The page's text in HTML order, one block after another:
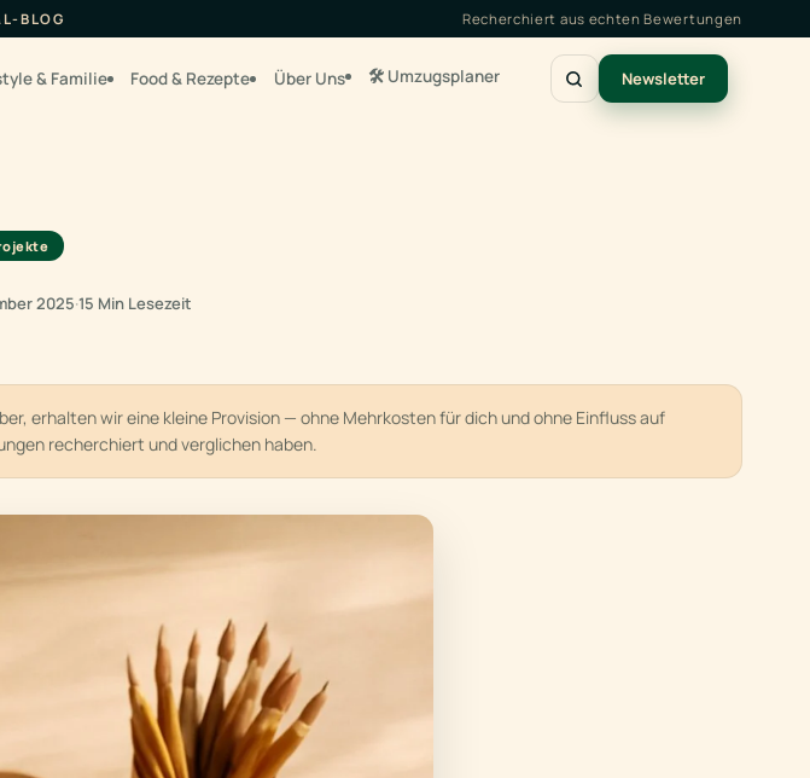
BLOG Recherchiert aus echten Bewertungen
& Familie Food & Rezepte Über Uns 🛠️ Umzugsplaner Newsletter
2025·15 Min Lesezeit
erhalten wir eine kleine Provision — ohne Mehrkosten für dich und ohne Einfluss auf
recherchiert und verglichen haben.